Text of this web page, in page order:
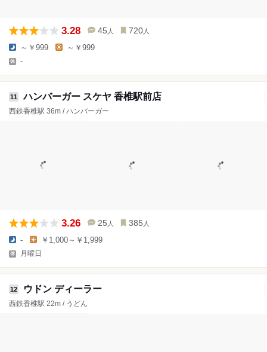
3.28 45 人 720 人
～￥999 ～￥999
-
11 ハンバーガー スケヤ 香椎駅前店
西鉄香椎駅 36m / ハンバーガー
3.26 25 人 385 人
- ￥1,000～￥1,999
月曜日
12 ウドン ディーラー
西鉄香椎駅 22m / うどん